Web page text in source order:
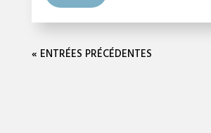
« ENTRÉES PRÉCÉDENTES